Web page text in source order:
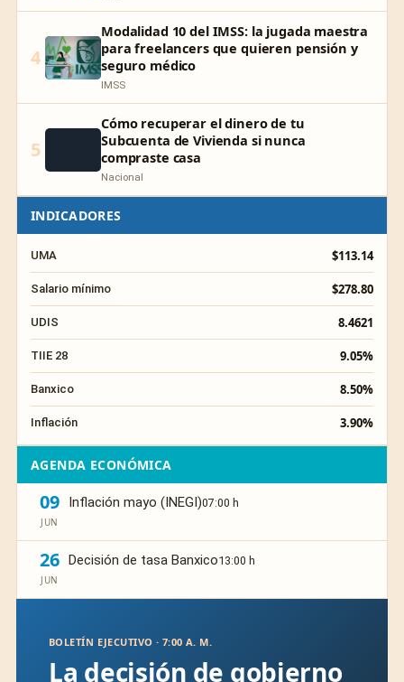
4
Modalidad 10 del IMSS: la jugada maestra
para freelancers que quieren pensión y
seguro médico
IMSS
5
Cómo recuperar el dinero de tu
Subcuenta de Vivienda si nunca
compraste casa
Nacional
INDICADORES
UMA $113.14
Salario mínimo $278.80
UDIS 8.4621
TIIE 28 9.05%
Banxico 8.50%
Inflación 3.90%
AGENDA ECONÓMICA
09
JUN
Inflación mayo (INEGI)07:00 h
26
JUN
Decisión de tasa Banxico13:00 h
BOLETÍN EJECUTIVO · 7:00 A. M.
La decisión de gobierno